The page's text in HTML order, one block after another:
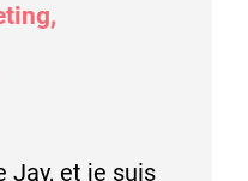
Jay, et je suis